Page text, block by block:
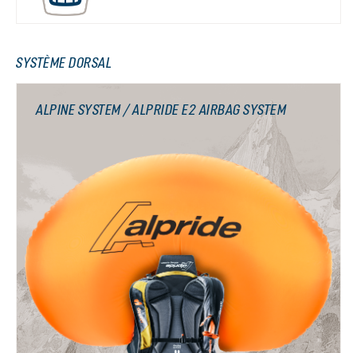
SYSTÈME DORSAL
ALPINE SYSTEM / ALPRIDE E2 AIRBAG SYSTEM